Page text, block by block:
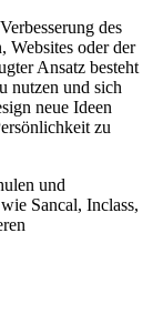
des
Websites oder der
Ansatz besteht
nutzen und sich
neue Ideen
zu
und
Sancal, Inclass,